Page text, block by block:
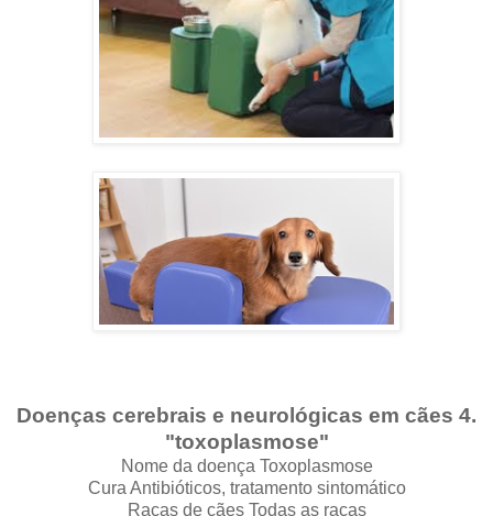
Doenças cerebrais e neurológicas em cães 4.
"toxoplasmose"
Nome da doença Toxoplasmose
Cura Antibióticos, tratamento sintomático
Raças de cães Todas as raças